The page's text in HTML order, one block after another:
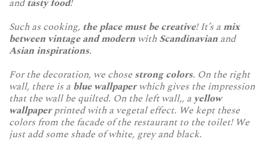
Such as cooking, the place must be creative! It’s a mix
between vintage and modern with Scandinavian and
Asian inspirations.
For the decoration, we chose strong colors. On the right
wall, there is a blue wallpaperwhich gives the impression
that the wall be quilted. On the left wall,, a yellow
wallpaperprinted with a vegetal effect. We kept these
colors from the facade of the restaurant to the toilet! We
just add some shade of white, grey and black.